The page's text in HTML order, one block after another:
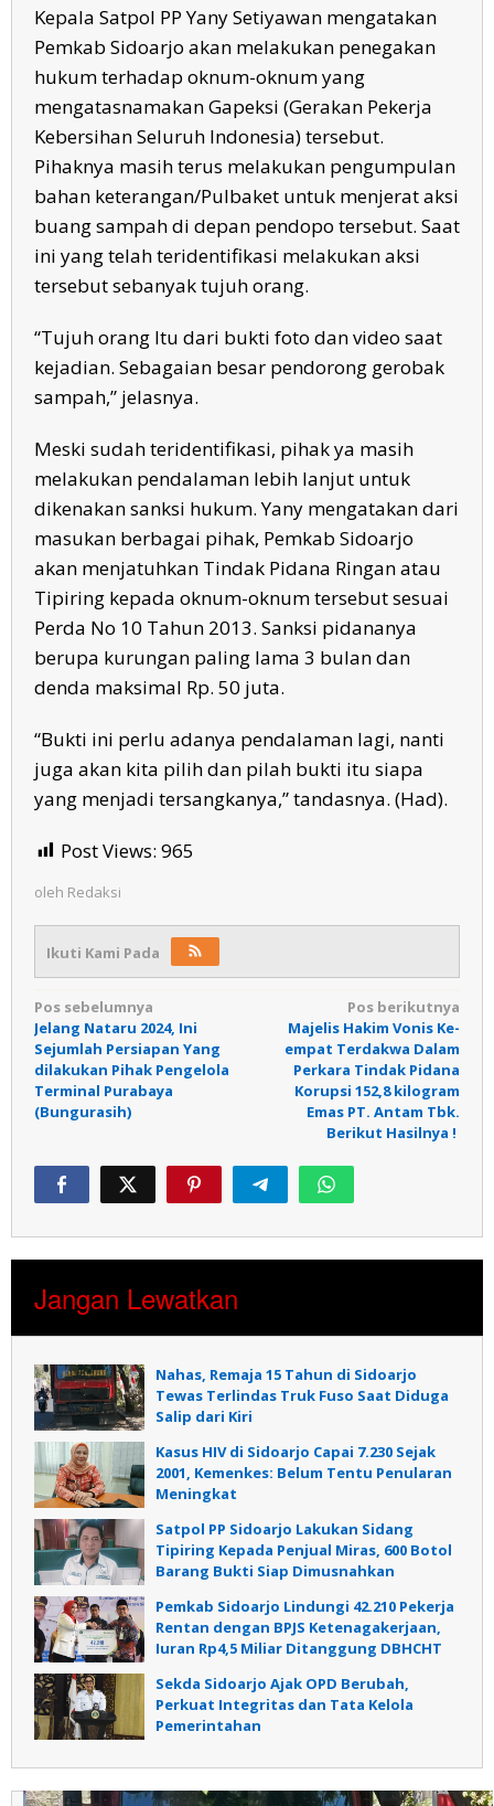
Kepala Satpol PP Yany Setiyawan mengatakan
Pemkab Sidoarjo akan melakukan penegakan
hukum terhadap oknum-oknum yang
mengatasnamakan Gapeksi (Gerakan Pekerja
Kebersihan Seluruh Indonesia) tersebut.
Pihaknya masih terus melakukan pengumpulan
bahan keterangan/Pulbaket untuk menjerat aksi
buang sampah di depan pendopo tersebut. Saat
ini yang telah teridentifikasi melakukan aksi
tersebut sebanyak tujuh orang.
“Tujuh orang Itu dari bukti foto dan video saat
kejadian. Sebagaian besar pendorong gerobak
sampah,” jelasnya.
Meski sudah teridentifikasi, pihak ya masih
melakukan pendalaman lebih lanjut untuk
dikenakan sanksi hukum. Yany mengatakan dari
masukan berbagai pihak, Pemkab Sidoarjo
akan menjatuhkan Tindak Pidana Ringan atau
Tipiring kepada oknum-oknum tersebut sesuai
Perda No 10 Tahun 2013. Sanksi pidananya
berupa kurungan paling lama 3 bulan dan
denda maksimal Rp. 50 juta.
“Bukti ini perlu adanya pendalaman lagi, nanti
juga akan kita pilih dan pilah bukti itu siapa
yang menjadi tersangkanya,” tandasnya. (Had).
Post Views: 965
oleh Redaksi
Ikuti Kami Pada
Navigasi
pos
Pos sebelumnya
Jelang Nataru 2024, Ini
Sejumlah Persiapan Yang
dilakukan Pihak Pengelola
Terminal Purabaya
(Bungurasih)
Pos berikutnya
Majelis Hakim Vonis Ke-
empat Terdakwa Dalam
Perkara Tindak Pidana
Korupsi 152,8 kilogram
Emas PT. Antam Tbk.
Berikut Hasilnya !
Jangan Lewatkan
Nahas, Remaja 15 Tahun di Sidoarjo
Tewas Terlindas Truk Fuso Saat Diduga
Salip dari Kiri
Kasus HIV di Sidoarjo Capai 7.230 Sejak
2001, Kemenkes: Belum Tentu Penularan
Meningkat
Satpol PP Sidoarjo Lakukan Sidang
Tipiring Kepada Penjual Miras, 600 Botol
Barang Bukti Siap Dimusnahkan
Pemkab Sidoarjo Lindungi 42.210 Pekerja
Rentan dengan BPJS Ketenagakerjaan,
Iuran Rp4,5 Miliar Ditanggung DBHCHT
Sekda Sidoarjo Ajak OPD Berubah,
Perkuat Integritas dan Tata Kelola
Pemerintahan